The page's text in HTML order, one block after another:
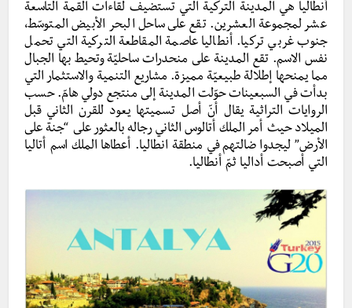
أنطاليا هي المدينة التركية التي تستضيف لقاءات القمة التاسعة
عشر لمجموعة العشرين. تقع على ساحل البحر الأبيض المتوسّط،
جنوب غربي تركيا. أنطاليا عاصمة المقاطعة التركية التي تحمل
نفس الاسم. تقع المدينة على منحدرات ساحليّة وتحيط بها الجبال
مما يمنحها إطلالة طبيعيّة مميزة. مشاريع التنمية والاستثمار التي
بدأت في السبعينات حوّلت المدينة إلى منتجع دولي هامّ. حسب
الروايات التراثية يقال أنّ أصل تسميتها يعود للقرن الثاني قبل
الميلاد حيث أمر الملك أتالوس الثاني رجاله بالعثور على “جنة على
الأرض” ليجدوا ضالتهم في منطقة انطاليا. أعطاها الملك اسم أتاليا
التي أصبحت أداليا ثمّ أنطاليا.